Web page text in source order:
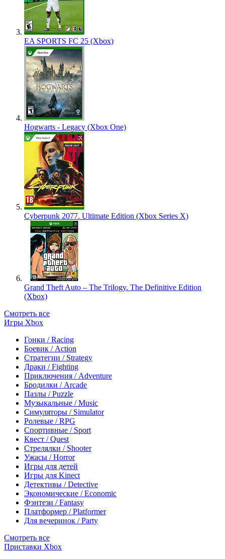
EA SPORTS FC 25 (Xbox)
Hogwarts - Legacy (Xbox One)
Cyberpunk 2077. Ultimate Edition (Xbox Series X)
Grand Theft Auto – The Trilogy. The Definitive Edition
(Xbox)
Смотреть все
Игры Xbox
Гонки / Racing
Боевик / Action
Стратегии / Strategy
Драки / Fighting
Приключения / Adventure
Бродилки / Arcade
Пазлы / Puzzle
Музыкальные / Music
Симуляторы / Simulator
Ролевые / RPG
Спортивные / Sport
Квест / Quest
Стрелялки / Shooter
Ужасы / Horror
Игры для детей
Игры для Kinect
Детективы / Detective
Экономические / Economic
Фэнтези / Fantasy
Платформер / Platformer
Для вечеринок / Party
Смотреть все
Приставки Xbox